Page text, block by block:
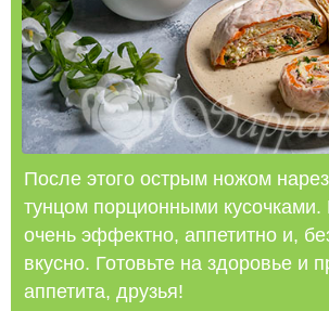
После этого острым ножом
тунцом порционными кусочками.
очень эффектно, аппетитно и,
вкусно. Готовьте на здоровье и
аппетита, друзья!